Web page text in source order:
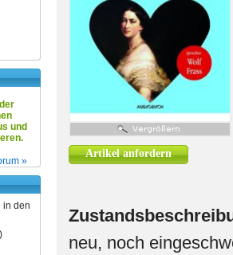
und
»
in den
Artikel anfordern
neu, noch